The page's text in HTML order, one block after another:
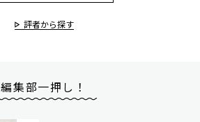
評者から探す
編集部一押し！